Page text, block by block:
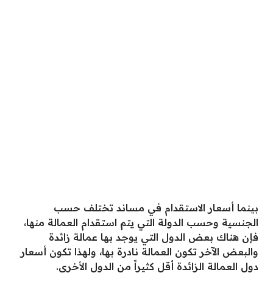
بينما أسعار الاستقدام في مساند تختلف حسب
الجنسية وحسب الدولة التي يتم استقدام العمالة منها،
فإن هناك بعض الدول التي يوجد بها عمالة زائدة
والبعض الآخر تكون العمالة نادرة بها، ولهذا تكون أسعار
دول العمالة الزائدة أقل كثيراً من الدول الأخرى.